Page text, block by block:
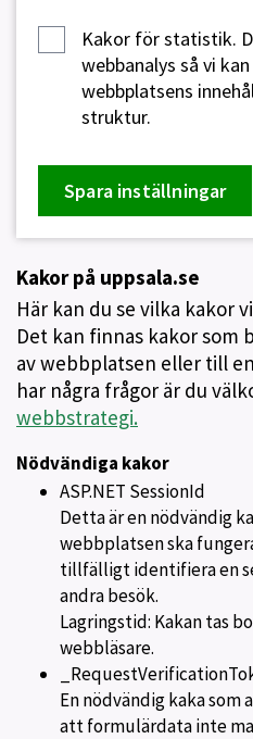
Kakor för statistik.
webbanalys så vi
webbplatsens
struktur.
Spara inställningar
Kakor på uppsala.se
Här kan du se vilka kakor
Det kan finnas kakor som
av webbplatsen eller till
har några frågor är du
webbstrategi.
Nödvändiga kakor
ASP.NET SessionId
Detta är en nödvändig
webbplatsen ska
tillfälligt identifiera en
andra besök.
Lagringstid: Kakan tas
webbläsare.
En nödvändig kaka som
att formulärdata inte